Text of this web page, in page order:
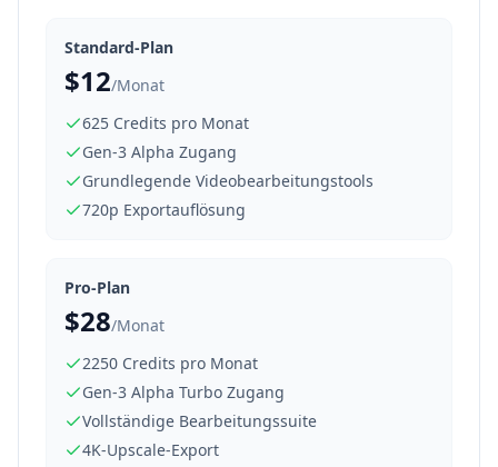
Standard-Plan
$12/Monat
625 Credits pro Monat
Gen-3 Alpha Zugang
Grundlegende Videobearbeitungstools
720p Exportauflösung
Pro-Plan
$28/Monat
2250 Credits pro Monat
Gen-3 Alpha Turbo Zugang
Vollständige Bearbeitungssuite
4K-Upscale-Export